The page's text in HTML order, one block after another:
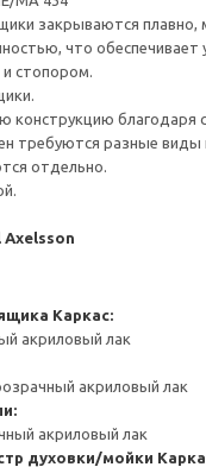
закрываются плавно,
что
стопором.
конструкцию
требуются разные
отдельно.
Axelsson
Каркас:
акриловый лак
акриловый лак
акриловый лак
духовки/мойки